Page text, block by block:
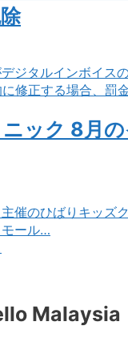
ジタルインボイス
修正する場合、罰
ック 8月
催のひばりキッズ
モール…
Malaysia